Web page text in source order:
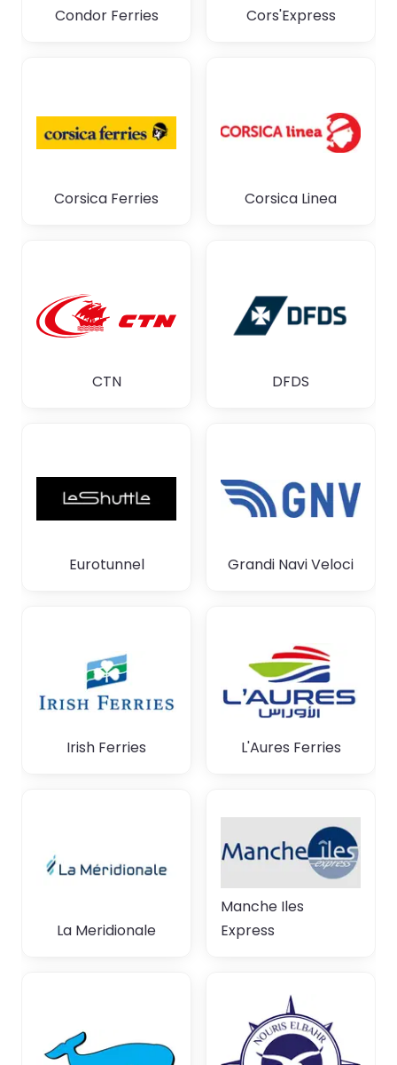
Condor Ferries Cors'Express
Corsica Ferries Corsica Linea
CTN DFDS
Eurotunnel Grandi Navi Veloci
Irish Ferries L'Aures Ferries
La Meridionale
Manche Iles
Express